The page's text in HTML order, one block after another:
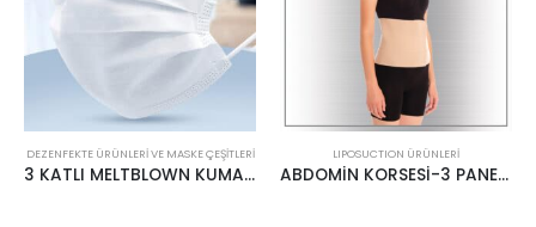
DEZENFEKTE ÜRÜNLERI VE MASKE ÇEŞITLERI
3 KATLI MELTBLOWN KUMAŞLI CERRAHİ MASKE 50’LİK
LIPOSUCTION ÜRÜNLERİ
ABDOMİN KORSESİ-3 PANELLİ LC 420 LİPOCASE